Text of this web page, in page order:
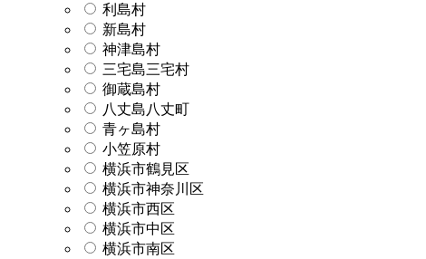
利島村
新島村
神津島村
三宅島三宅村
御蔵島村
八丈島八丈町
青ヶ島村
小笠原村
横浜市鶴見区
横浜市神奈川区
横浜市西区
横浜市中区
横浜市南区